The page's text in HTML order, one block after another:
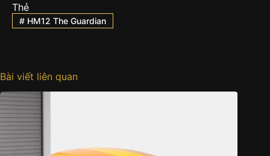
Thẻ
#HM12 The Guardian
Bài viết liên quan